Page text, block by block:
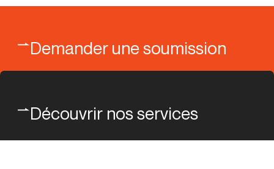
Demander une soumission
Découvrir nos services